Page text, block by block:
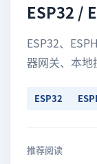
ESP32 /
ESP32、
器网关、本地
ESP32
推荐阅读